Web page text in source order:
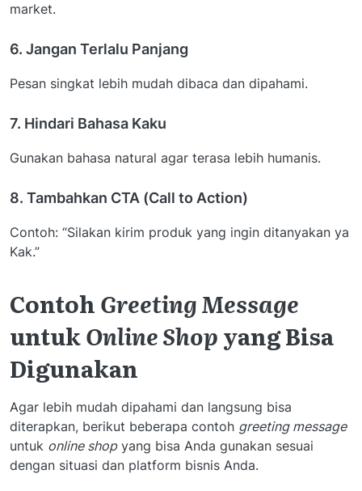
market.
6. Jangan Terlalu Panjang
Pesan singkat lebih mudah dibaca dan dipahami.
7. Hindari Bahasa Kaku
Gunakan bahasa natural agar terasa lebih humanis.
8. Tambahkan CTA (Call to Action)
Contoh: “Silakan kirim produk yang ingin ditanyakan ya
Kak.”
ContohGreeting Message
untukOnline Shopyang Bisa
Digunakan
Agar lebih mudah dipahami dan langsung bisa
diterapkan, berikut beberapa contoh greeting message
untuk online shopyang bisa Anda gunakan sesuai
dengan situasi dan platform bisnis Anda.